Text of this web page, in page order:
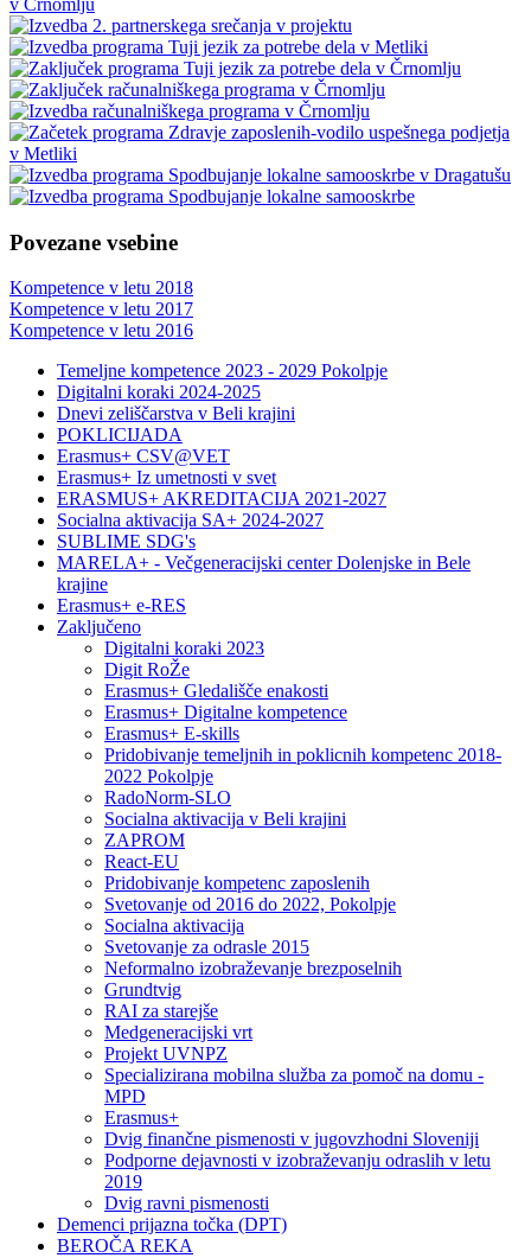
Povezane vsebine
Kompetence v letu 2018
Kompetence v letu 2017
Kompetence v letu 2016
Temeljne kompetence 2023 - 2029 Pokolpje
Digitalni koraki 2024-2025
Dnevi zeliščarstva v Beli krajini
POKLICIJADA
Erasmus+ CSV@VET
Erasmus+ Iz umetnosti v svet
ERASMUS+ AKREDITACIJA 2021-2027
Socialna aktivacija SA+ 2024-2027
SUBLIME SDG's
MARELA+ - Večgeneracijski center Dolenjske in Bele
krajine
Erasmus+ e-RES
Zaključeno
Digitalni koraki 2023
Digit RoŽe
Erasmus+ Gledališče enakosti
Erasmus+ Digitalne kompetence
Erasmus+ E-skills
Pridobivanje temeljnih in poklicnih kompetenc 2018-
2022 Pokolpje
RadoNorm-SLO
Socialna aktivacija v Beli krajini
ZAPROM
React-EU
Pridobivanje kompetenc zaposlenih
Svetovanje od 2016 do 2022, Pokolpje
Socialna aktivacija
Svetovanje za odrasle 2015
Neformalno izobraževanje brezposelnih
Grundtvig
RAI za starejše
Medgeneracijski vrt
Projekt UVNPZ
Specializirana mobilna služba za pomoč na domu -
MPD
Erasmus+
Dvig finančne pismenosti v jugovzhodni Sloveniji
Podporne dejavnosti v izobraževanju odraslih v letu
2019
Dvig ravni pismenosti
Demenci prijazna točka (DPT)
BEROČA REKA